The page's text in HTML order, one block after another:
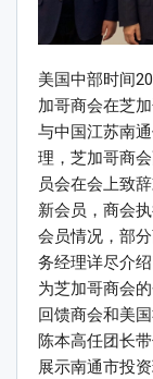
美国中部时间
加哥商会在芝
与中国江苏南
理，芝加哥商
员会在会上致
新会员，商会
会员情况，部
务经理详尽介
为芝加哥商会
回馈商会和美
陈本高任团长
展示南通市投